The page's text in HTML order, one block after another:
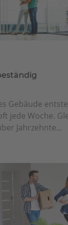
Gebäude
jede Woche.
Jahrzehnte...